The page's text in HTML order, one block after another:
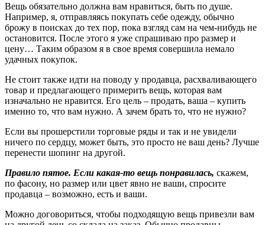
Вещь обязательно должна вам нравиться, быть по душе.
Например, я, отправляясь покупать себе одежду, обычно
брожу в поисках до тех пор, пока взгляд сам на чем-нибудь не
остановится. После этого я уже спрашиваю про размер и
цену… Таким образом я в свое время совершила немало
удачных покупок.
Не стоит также идти на поводу у продавца, расхваливающего
товар и предлагающего примерить вещь, которая вам
изначально не нравится. Его цель – продать, ваша – купить
именно то, что вам нужно. А зачем брать то, что не нужно?
Если вы прошерстили торговые ряды и так и не увидели
ничего по сердцу, может быть, это просто не ваш день? Лучше
перенести шопинг на другой.
Правило пятое. Если какая-то вещь понравилась, скажем,
по фасону, но размер или цвет явно не ваши, спросите
продавца – возможно, есть и ваши.
Можно договориться, чтобы подходящую вещь привезли вам